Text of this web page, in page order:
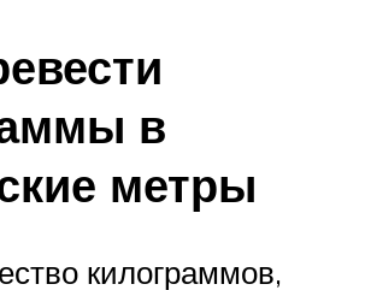
в
метры
килограммов,